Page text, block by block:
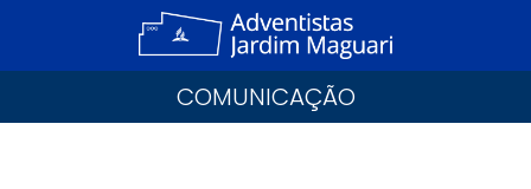
COMUNICAÇÃO